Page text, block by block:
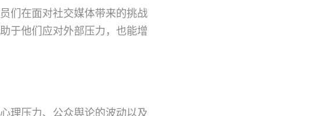
们在面对社交媒体带来的挑战
于他们应对外部压力，也能增
理压力、公众舆论的波动以及